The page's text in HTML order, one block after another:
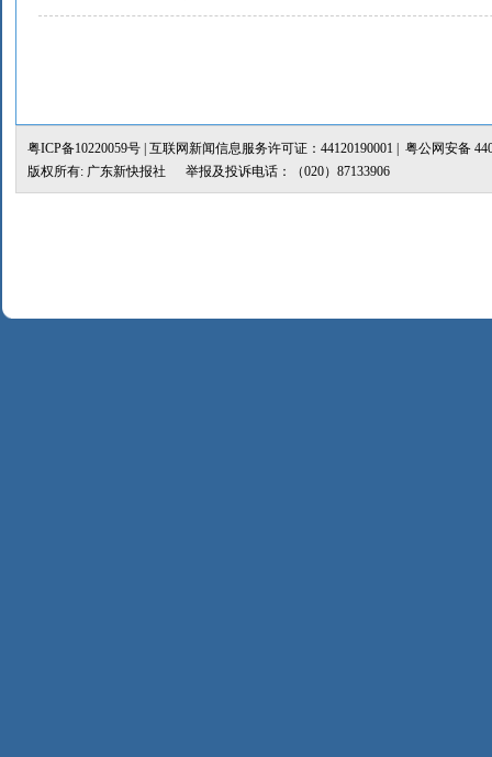
粤ICP备10220059号 | 互联网新闻信息服务许可证：44120190001 | 粤公网安备
版权所有: 广东新快报社 举报及投诉电话：（020）87133906